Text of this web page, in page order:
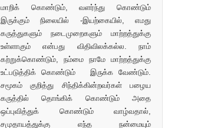
மாறிக் கொண்டும், வளர்ந்து கொண்டும்
இருக்கும் நிலையில் -இயற்கையில், எமது
கருத்துகளும் நடைமுறைகளும் மாற்றத்துக்கு
உள்ளாகும் என்பது விதிவிலக்கல்ல. நாம்
கற்றுக்கொண்டும், நம்மை நாமே மாற்றத்துக்கு
உட்படுத்திக் கொண்டும் இருக்க வேண்டும்.
சமூகம் குறித்து சிந்திக்கின்றவர்கள் பழைய
கருத்தில் தொங்கிக் கொண்டும் அதை
ஒப்புவித்துக் கொண்டும் வாழ்வதால்,
சமுதாயத்துக்கு எந்த நன்மையும்